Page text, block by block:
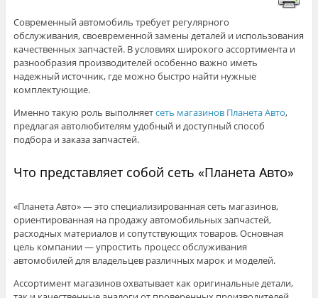
Современный автомобиль требует регулярного
обслуживания, своевременной замены деталей и использования
качественных запчастей. В условиях широкого ассортимента и
разнообразия производителей особенно важно иметь
надежный источник, где можно быстро найти нужные
комплектующие.
Именно такую роль выполняетсеть магазинов Планета Авто,
предлагая автолюбителям удобный и доступный способ
подбора и заказа запчастей.
Что представляет собой сеть «Планета Авто»
«Планета Авто» — это специализированная сеть магазинов,
ориентированная на продажу автомобильных запчастей,
расходных материалов и сопутствующих товаров. Основная
цель компании — упростить процесс обслуживания
автомобилей для владельцев различных марок и моделей.
Ассортимент магазинов охватывает как оригинальные детали,